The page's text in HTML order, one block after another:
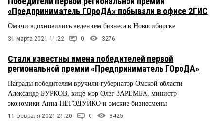
«Предприниматель ГОроДА» побывали в офисе 2ГИС
Омичи вдохновились ведением бизнеса в Новосибирске
31 марта 2021 11:22 0 3276
Стали известны имена победителей первой
региональной премии «Предприниматель ГОроДА»
Награды победителям вручили губернатор Омской области
Александр БУРКОВ, вице-мэр Олег ЗАРЕМБА, министр
экономики Анна НЕГОДУЙКО и омские бизнесмены
11 февраля 2021 21:20 0 3425